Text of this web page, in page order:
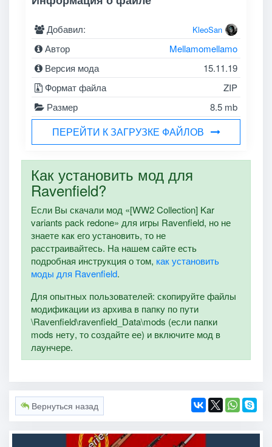
Добавил: KleoSan
Автор
Mellamomellamo
Версия мода
15.11.19
Формат файла
ZIP
Размер
8.5 mb
ПЕРЕЙТИ К ЗАГРУЗКЕ ФАЙЛОВ
Как установить мод для
Ravenfield?
Если Вы скачали мод «[WW2 Collection] Kar
variants pack redone» для игры Ravenfield, но не
знаете как его установить, то не
расстраивайтесь. На нашем сайте есть
подробная инструкция о том, как установить
моды для Ravenfield.
Для опытных пользователей: скопируйте файлы
модификации из архива в папку по пути
\Ravenfield\ravenfield_Data\mods (если папки
mods нету, то создайте ее) и включите мод в
лаунчере.
Вернуться назад